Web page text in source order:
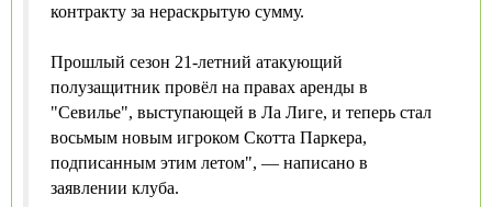
контракту за нераскрытую сумму.
Прошлый сезон 21-летний атакующий
полузащитник провёл на правах аренды в
"Севилье", выступающей в Ла Лиге, и теперь стал
восьмым новым игроком Скотта Паркера,
подписанным этим летом", — написано в
заявлении клуба.